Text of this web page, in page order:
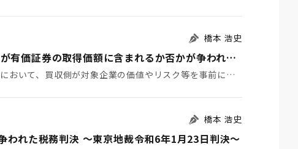
橋本 浩史
Ｍ＆Ａに係るデューデリジェンス費用が有価証券の取得価額に含まれるか否かが争われた事例 ～国税不服審判所令和6年1月24日裁決～
１ はじめに 株式取得などによるＭ＆Ａにおいて、買収側が対象企業の価値やリスク等を事前に調査するこ…
橋本 浩史
われた税務判決 ～東京地裁令和6年1月23日判決～